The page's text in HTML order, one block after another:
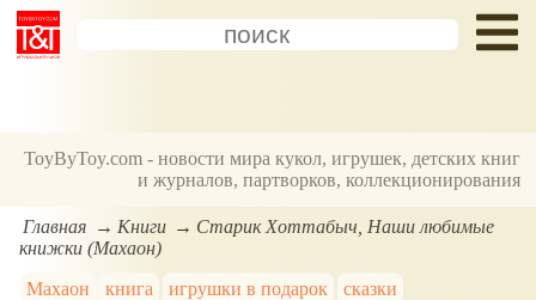
ToyByToy.com - новости мира кукол, игрушек, детских книг
и журналов, партворков, коллекционирования
Главная Книги
Старик Хоттабыч, Наши любимые
книжки (Махаон)
Махаон
книга игрушки в подарок
сказки